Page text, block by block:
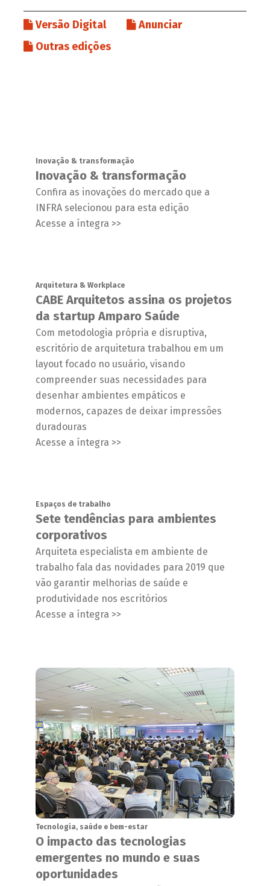
Versão Digital
Anunciar
Outras edições
Inovação & transformação
Inovação & transformação
Confira as inovações do mercado que a
INFRA selecionou para esta edição
Acesse a íntegra >>
Arquitetura & Workplace
CABE Arquitetos assina os projetos
da startup Amparo Saúde
Com metodologia própria e disruptiva,
escritório de arquitetura trabalhou em um
layout focado no usuário, visando
compreender suas necessidades para
desenhar ambientes empáticos e
modernos, capazes de deixar impressões
duradouras
Acesse a íntegra >>
Espaços de trabalho
Sete tendências para ambientes
corporativos
Arquiteta especialista em ambiente de
trabalho fala das novidades para 2019 que
vão garantir melhorias de saúde e
produtividade nos escritórios
Acesse a íntegra >>
Tecnologia, saúde e bem-estar
O impacto das tecnologias
emergentes no mundo e suas
oportunidades